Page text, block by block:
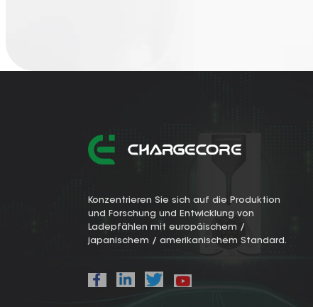
Konzentrieren Sie sich auf die Produktion
und Forschung und Entwicklung von
Ladepfählen mit europäischem /
japanischem / amerikanischem Standard.